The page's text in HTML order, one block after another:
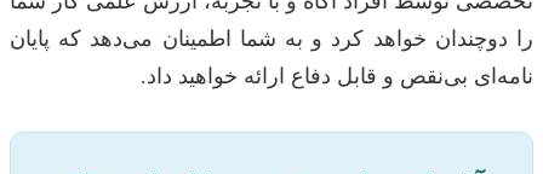
را دوچندان خواهد کرد و به شما اطمینان می‌دهد که پایان
نامه‌ای بی‌نقص و قابل دفاع ارائه خواهید داد.